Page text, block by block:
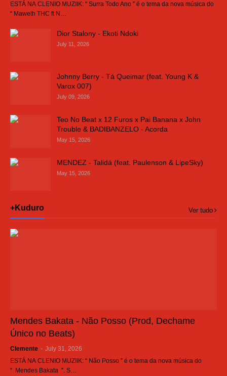
ESTÁ NA CLENIO MUZIIK: “ Surra Todo Ano ” é o tema da nova música do
“ Maweth THC ft N…
Dior Stalony - Ekoti Ndoki
July 11, 2026
Johnny Berry - Tá Queimar (feat. Young K &
Varox 007)
July 09, 2026
Teo No Beat x 12 Furos x Pai Banana x John
Trouble & BADIBANZELO - Acorda
May 15, 2026
MENDEZ - Talidá (feat. Paulenson & LipeSky)
May 15, 2026
+Kuduro Ver tudo
Mendes Bakata - Não Posso (Prod, Dechame
Único no Beats)
Clemente - July 31, 2026
ESTÁ NA CLENIO MUZIIK: “ Não Posso ” é o tema da nova música do
“ Mendes Bakata ”. S…